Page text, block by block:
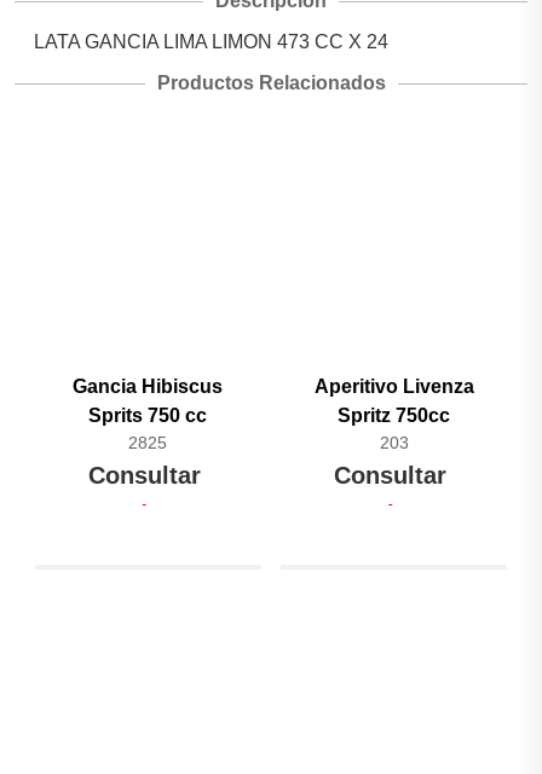
LATA GANCIA LIMA LIMON 473 CC X 24
Productos Relacionados
Gancia Hibiscus
Sprits 750 cc
2825
Consultar
Aperitivo Livenza
Spritz 750cc
203
Consultar